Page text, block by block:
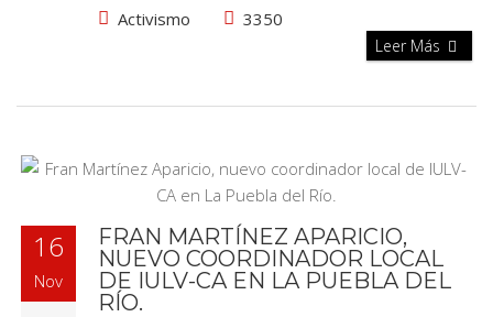
Activismo
3350
Leer Más
16
Nov
FRAN MARTÍNEZ APARICIO,
NUEVO COORDINADOR LOCAL
DE IULV-CA EN LA PUEBLA DEL
RÍO.